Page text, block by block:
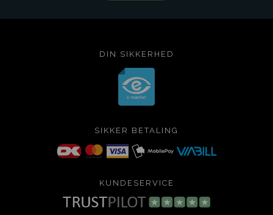
DIN SIKKERHED
SIKKER BETALING
KUNDESERVICE